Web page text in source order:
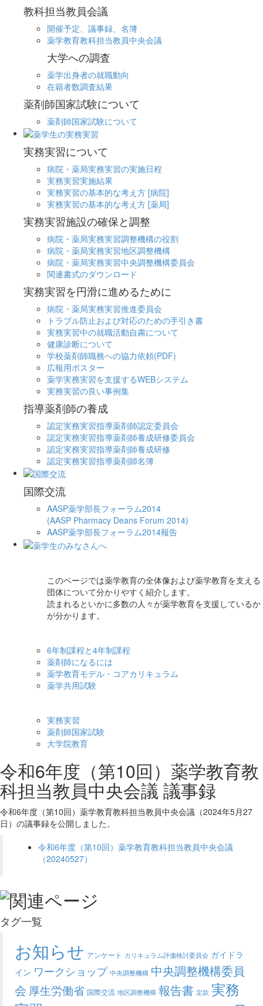
教科担当教員会議
開催予定、議事録、名簿
薬学教育教科担当教員中央会議
大学への調査
薬学出身者の就職動向
在籍者数調査結果
薬剤師国家試験について
薬剤師国家試験について
実務実習について
病院・薬局実務実習の実施日程
実務実習実施結果
実務実習の基本的な考え方 [病院]
実務実習の基本的な考え方 [薬局]
実務実習施設の確保と調整
病院・薬局実務実習調整機構の役割
病院・薬局実務実習地区調整機構
病院・薬局実務実習中央調整機構委員会
関連書式のダウンロード
実務実習を円滑に進めるために
病院・薬局実務実習推進委員会
トラブル防止および対応のための手引き書
実務実習中の就職活動自粛について
健康診断について
学校薬剤師職務への協力依頼(PDF)
広報用ポスター
薬学実務実習を支援するWEBシステム
実務実習の良い事例集
指導薬剤師の養成
認定実務実習指導薬剤師認定委員会
認定実務実習指導薬剤師養成研修委員会
認定実務実習指導薬剤師養成研修
認定実務実習指導薬剤師名簿
国際交流
AASP薬学部長フォーラム2014
(AASP Pharmacy Deans Forum 2014)
AASP薬学部長フォーラム2014報告
このページでは薬学教育の全体像および薬学教育を支える
団体について分かりやすく紹介します。
読まれるといかに多数の人々が薬学教育を支援しているか
が分かります。
6年制課程と4年制課程
薬剤師になるには
薬学教育モデル・コアカリキュラム
薬学共用試験
実務実習
薬剤師国家試験
大学院教育
令和6年度（第10回）薬学教育教
科担当教員中央会議 議事録
令和6年度（第10回）薬学教育教科担当教員中央会議（2024年5月27
日）の議事録を公開しました。
令和6年度（第10回）薬学教育教科担当教員中央会議
（20240527）
タグ一覧
お知らせ アンケート カリキュラム評価検討委員会 ガイドラ
イン ワークショップ 中央調整機構 中央調整機構委員
会 厚生労働省 国際交流 地区調整機構 報告書 定款 実務